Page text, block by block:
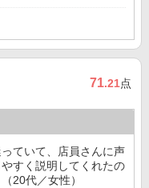
71.21点
ていて、店員さんに声
すく説明してくれたの
20代／女性）